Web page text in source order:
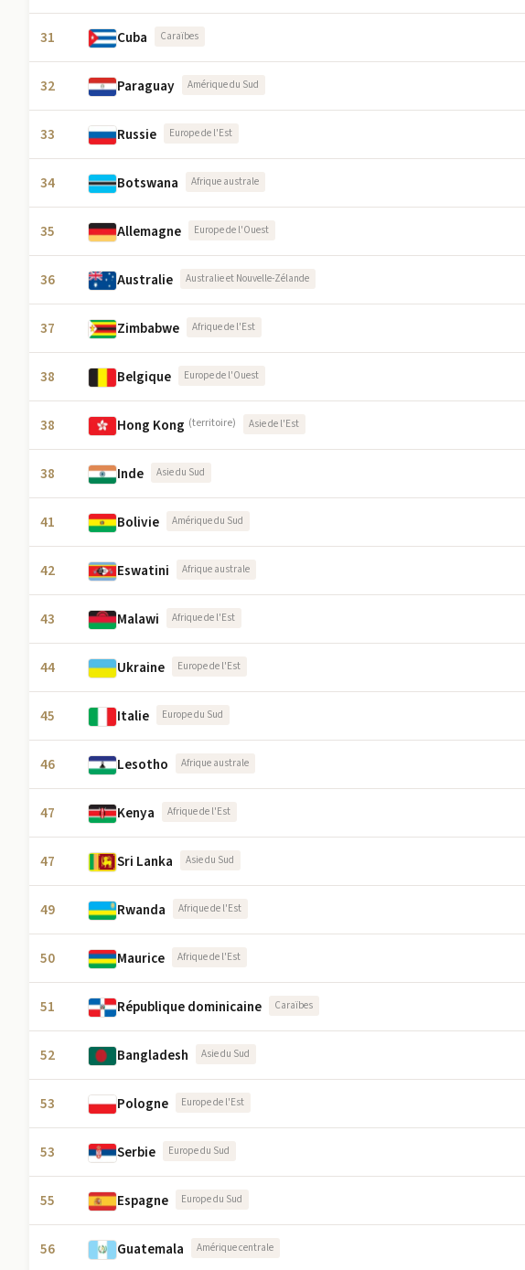
31 Cuba Caraïbes
32 Paraguay Amérique du Sud
33 Russie Europe de l'Est
34 Botswana Afrique australe
35 Allemagne Europe de l'Ouest
36 Australie Australie et Nouvelle-Zélande
37 Zimbabwe Afrique de l'Est
38 Belgique Europe de l'Ouest
38 Hong Kong (territoire) Asie de l'Est
38 Inde Asie du Sud
41 Bolivie Amérique du Sud
42 Eswatini Afrique australe
43 Malawi Afrique de l'Est
44 Ukraine Europe de l'Est
45 Italie Europe du Sud
46 Lesotho Afrique australe
47 Kenya Afrique de l'Est
47 Sri Lanka Asie du Sud
49 Rwanda Afrique de l'Est
50 Maurice Afrique de l'Est
51 République dominicaine Caraïbes
52 Bangladesh Asie du Sud
53 Pologne Europe de l'Est
53 Serbie Europe du Sud
55 Espagne Europe du Sud
56 Guatemala Amérique centrale